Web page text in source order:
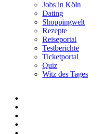
Jobs in Köln
Dating
Shoppingwelt
Rezepte
Reiseportal
Testberichte
Ticketportal
Quiz
Witz des Tages